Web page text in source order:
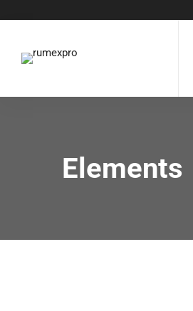
Elements